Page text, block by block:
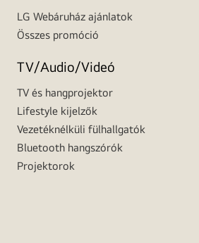
LG Webáruház ajánlatok
Összes promóció
TV/Audio/Videó
TV és hangprojektor
Lifestyle kijelzők
Vezetéknélküli fülhallgatók
Bluetooth hangszórók
Projektorok